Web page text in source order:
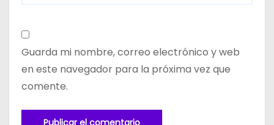
Guarda mi nombre, correo electrónico y web
en este navegador para la próxima vez que
comente.